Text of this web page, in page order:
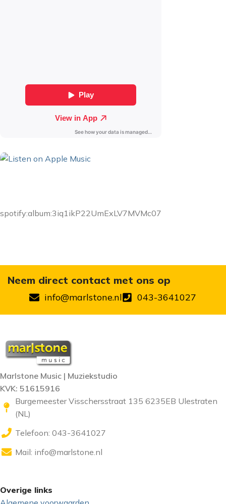
spotify:album:3iq1ikP22UmExLV7MVMc07
Neem direct contact met ons op
info@marlstone.nl 043-3641027
Marlstone Music | Muziekstudio
KVK: 51615916
Burgemeester Visschersstraat 135 6235EB Ulestraten
(NL)
Telefoon: 043-3641027
Mail: info@marlstone.nl
Overige links